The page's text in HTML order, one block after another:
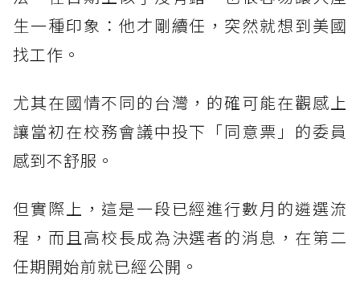
生一種印象：他才剛續任，突然就想到美國
找工作。
尤其在國情不同的台灣，的確可能在觀感上
讓當初在校務會議中投下「同意票」的委員
感到不舒服。
但實際上，這是一段已經進行數月的遴選流
程，而且高校長成為決選者的消息，在第二
任期開始前就已經公開。